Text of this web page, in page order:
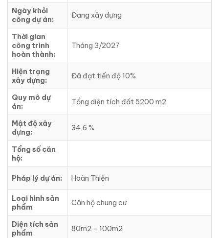
Ngày khỏi
công dự án:
Đang xây dựng
Thời gian
công trình
hoàn thành:
Tháng 3/2027
Hiện trạng
xây dựng:
Đã đạt tiến độ 10%
Quy mô dự
án:
Tổng diện tích đất 5200 m2
Mật độ xây
dựng:
34,6 %
Tổng số căn
hộ:
Pháp lý dự án: Hoàn Thiện
Loại hình sản
phẩm
Căn hộ chung cư
Diện tích sản
phẩm
80m2 – 100m2